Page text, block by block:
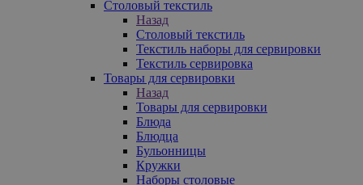
Столовый текстиль
Назад
Столовый текстиль
Текстиль наборы для сервировки
Текстиль сервировка
Товары для сервировки
Назад
Товары для сервировки
Блюда
Блюдца
Бульонницы
Кружки
Наборы столовые